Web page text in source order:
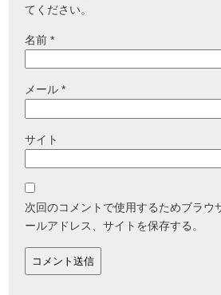
てください。
名前*
メール*
サイト
次回のコメントで使用するためブラウ
ールアドレス、サイトを保存する。